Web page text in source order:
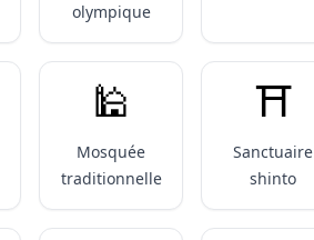
olympique
🕌
Mosquée
traditionnelle
⛩️
Sanctuaire
shinto